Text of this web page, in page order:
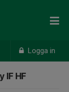
Logga in
IF HF